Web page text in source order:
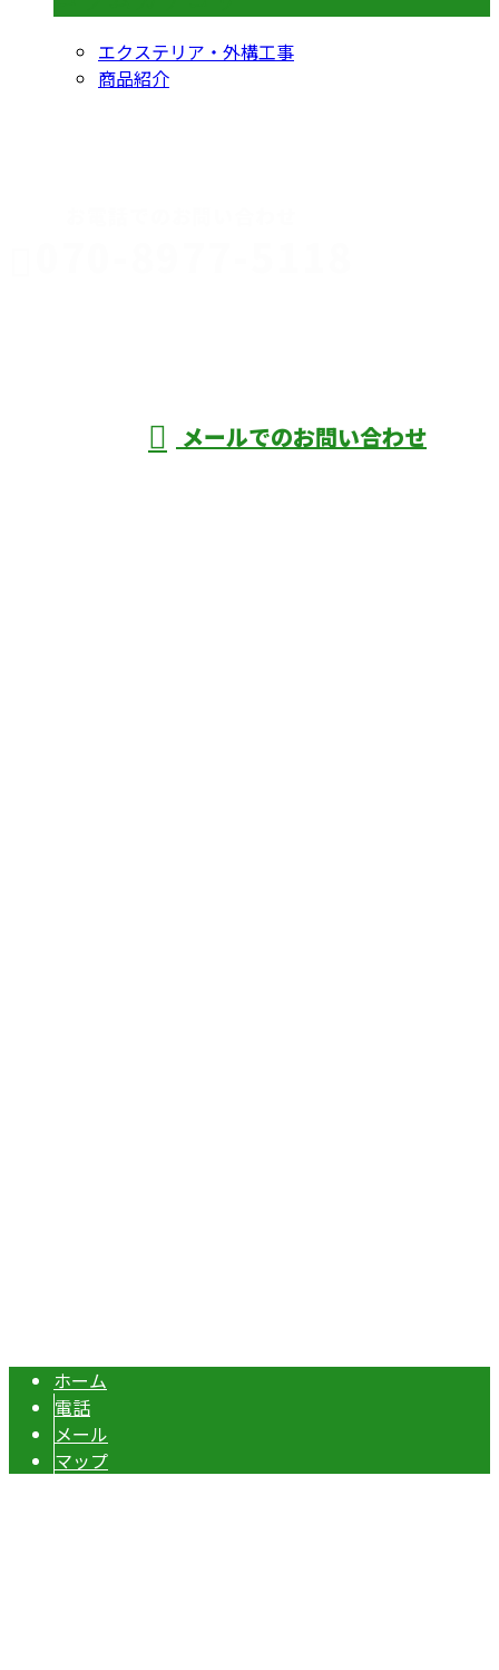
エクステリア・外構工事
商品紹介
メールでのお問い合わせ
ホーム
電話
メール
マップ